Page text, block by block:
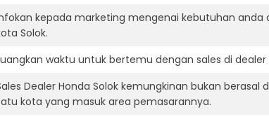
kepada marketing mengenai kebutuhan
Solok.
waktu untuk bertemu dengan sales di
Dealer Honda Solok kemungkinan bukan
kota yang masuk area pemasarannya.